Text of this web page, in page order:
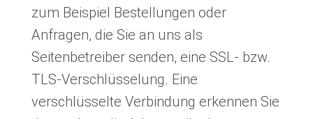
zum Beispiel Bestellungen oder
Anfragen, die Sie an uns als
Seitenbetreiber senden, eine SSL- bzw.
TLS-Verschlüsselung. Eine
verschlüsselte Verbindung erkennen Sie